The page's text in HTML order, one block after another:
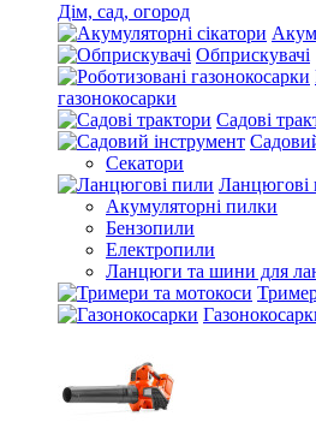
Дім, сад, огород
Обприскувачі
газонокосарки
Садові
Секатори
Ланцюгові
Акумуляторні пилки
Бензопили
Електропили
Ланцюги та шини для